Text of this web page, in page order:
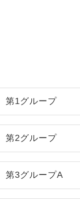
第1グループ
第2グループ
第3グループA